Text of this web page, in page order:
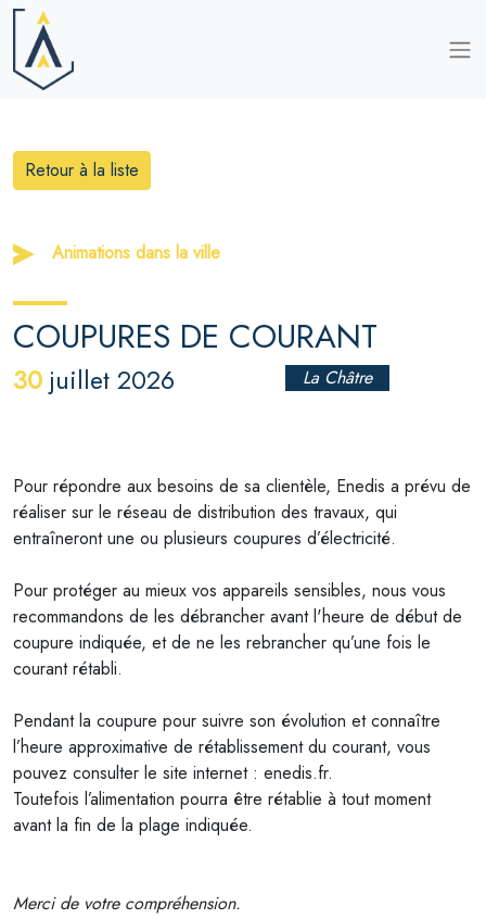
Retour à la liste
Animations dans la ville
COUPURES DE COURANT
30 juillet 2026 La Châtre
Pour répondre aux besoins de sa clientèle, Enedis a prévu de
réaliser sur le réseau de distribution des travaux, qui
entraîneront une ou plusieurs coupures d’électricité.
Pour protéger au mieux vos appareils sensibles, nous vous
recommandons de les débrancher avant l'heure de début de
coupure indiquée, et de ne les rebrancher qu’une fois le
courant rétabli.
Pendant la coupure pour suivre son évolution et connaître
l’heure approximative de rétablissement du courant, vous
pouvez consulter le site internet : enedis.fr.
Toutefois l’alimentation pourra être rétablie à tout moment
avant la fin de la plage indiquée.
Merci de votre compréhension.